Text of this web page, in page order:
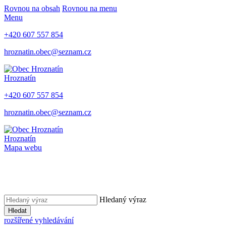
Rovnou na obsah Rovnou na menu
Menu
+420 607 557 854
hroznatin.obec@seznam.cz
Hroznatín
+420 607 557 854
hroznatin.obec@seznam.cz
Hroznatín
Mapa webu
Hledaný výraz
Hledat
rozšířené vyhledávání